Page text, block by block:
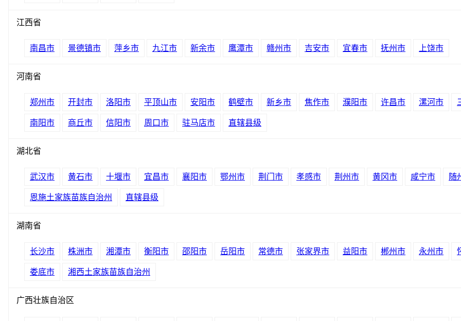
江西省
南昌市 景德镇市 萍乡市 九江市 新余市 鹰潭市 赣州市 吉安市 宜春市 抚州市 上饶市
河南省
郑州市 开封市 洛阳市 平顶山市 安阳市 鹤壁市 新乡市 焦作市 濮阳市 许昌市 漯河市
南阳市 商丘市 信阳市 周口市 驻马店市 直辖县级
湖北省
武汉市 黄石市 十堰市 宜昌市 襄阳市 鄂州市 荆门市 孝感市 荆州市 黄冈市 咸宁市 随
恩施土家族苗族自治州 直辖县级
湖南省
长沙市 株洲市 湘潭市 衡阳市 邵阳市 岳阳市 常德市 张家界市 益阳市 郴州市 永州市
娄底市 湘西土家族苗族自治州
广西壮族自治区